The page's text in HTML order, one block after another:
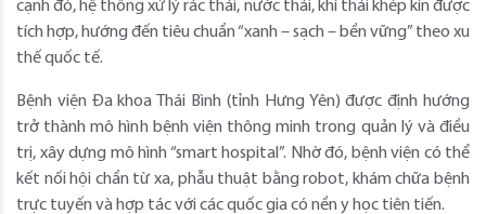
cạnh đó, hệ thống xử lý rác thải, nước thải, khí thải khép kín được
tích hợp, hướng đến tiêu chuẩn “xanh – sạch – bền vững” theo xu
thế quốc tế.
Bệnh viện Đa khoa Thái Bình (tỉnh Hưng Yên) được định hướng
trở thành mô hình bệnh viện thông minh trong quản lý và điều
trị, xây dựng mô hình “smart hospital”. Nhờ đó, bệnh viện có thể
kết nối hội chẩn từ xa, phẫu thuật bằng robot, khám chữa bệnh
trực tuyến và hợp tác với các quốc gia có nền y học tiên tiến.